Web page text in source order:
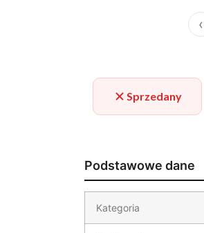
‹
Sprzedany
Podstawowe dane
Kategoria